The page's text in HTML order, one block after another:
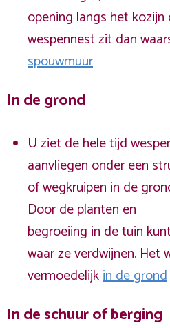
opening langs het
wespennest zit dan
spouwmuur
In de grond
U ziet de hele tijd
aanvliegen onder een
of wegkruipen in de
Door de planten en
begroeiing in de tuin
waar ze verdwijnen. Het
vermoedelijkin de grond
In de schuur of berging